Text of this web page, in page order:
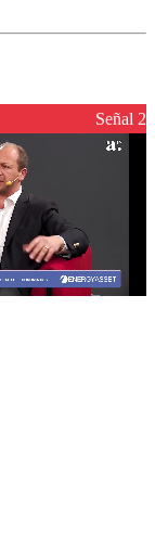
el fin de la
reconstrucciónSeñal 2